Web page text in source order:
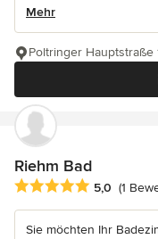
Mehr
Poltringer Hauptstraße
Riehm Bad
Durchschnittliche
5,0 (1
Sie möchten Ihr